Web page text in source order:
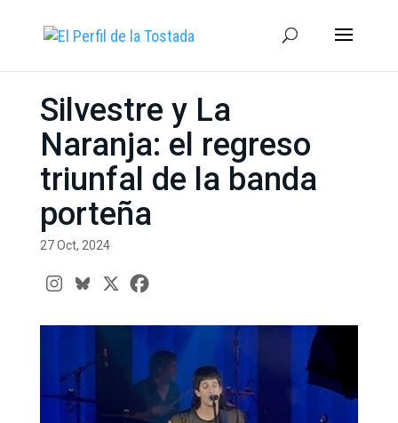
Silvestre y La
Naranja: el regreso
triunfal de la banda
porteña
27 Oct, 2024